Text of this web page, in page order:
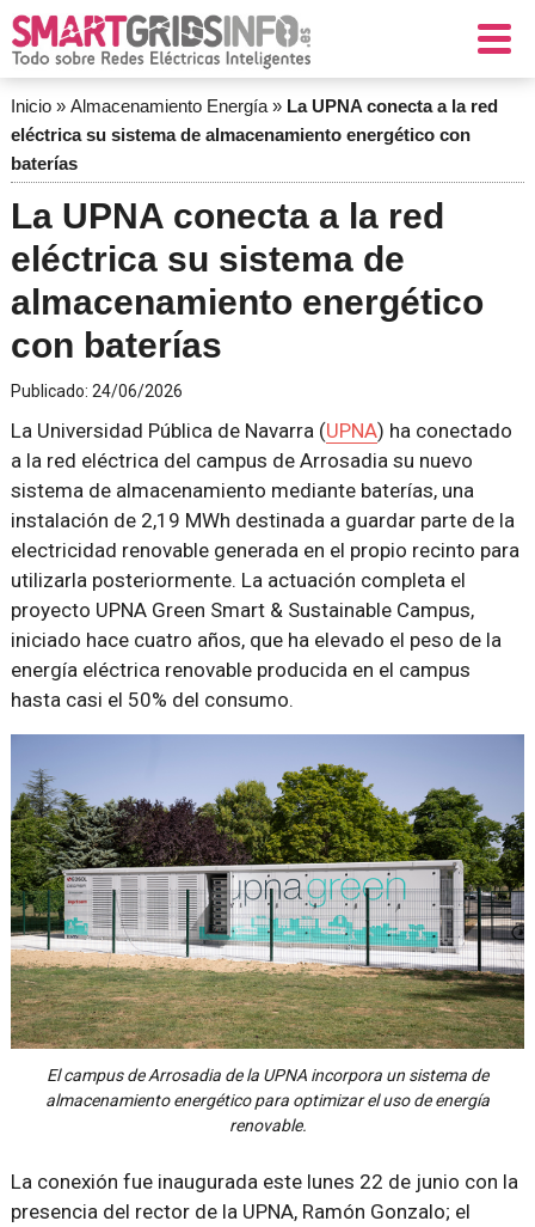
Inicio» Almacenamiento Energía» La UPNA conecta a la red
eléctrica su sistema de almacenamiento energético con
baterías
La UPNA conecta a la red
eléctrica su sistema de
almacenamiento energético
con baterías
Publicado: 24/06/2026
La Universidad Pública de Navarra (UPNA) ha conectado
a la red eléctrica del campus de Arrosadia su nuevo
sistema de almacenamiento mediante baterías, una
instalación de 2,19 MWh destinada a guardar parte de la
electricidad renovable generada en el propio recinto para
utilizarla posteriormente. La actuación completa el
proyecto UPNA Green Smart & Sustainable Campus,
iniciado hace cuatro años, que ha elevado el peso de la
energía eléctrica renovable producida en el campus
hasta casi el 50% del consumo.
El campus de Arrosadia de la UPNA incorpora un sistema de
almacenamiento energético para optimizar el uso de energía
renovable.
La conexión fue inaugurada este lunes 22 de junio con la
presencia del rector de la UPNA, Ramón Gonzalo; el